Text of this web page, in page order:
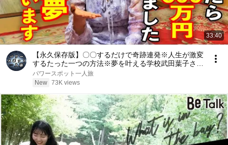
33:40
【永久保存版】〇〇するだけで奇跡連発※人生が激変
するたった一つの方法※夢を叶える学校武田葉子さん
パワースポットインタビュー84
パワースポット一人旅
New 73K views